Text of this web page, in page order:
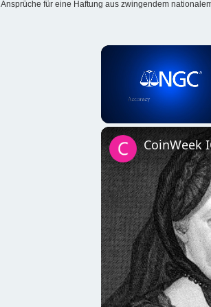
Ansprüche für eine Haftung aus zwingendem
CoinWeek